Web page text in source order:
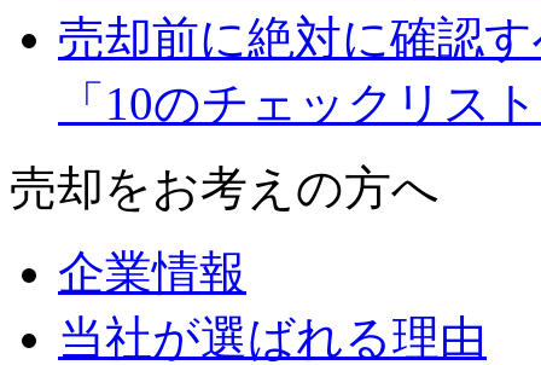
売却前に絶対に確認
「10のチェックリス
売却をお考えの方へ
企業情報
当社が選ばれる理由